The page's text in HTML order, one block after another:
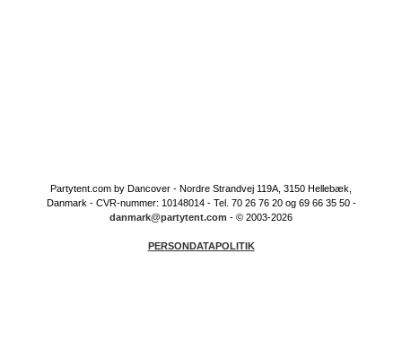
Partytent.com by Dancover - Nordre Strandvej 119A, 3150 Hellebæk,
Danmark - CVR-nummer: 10148014 - Tel. 70 26 76 20 og 69 66 35 50 -
danmark@partytent.com - © 2003-2026
PERSONDATAPOLITIK